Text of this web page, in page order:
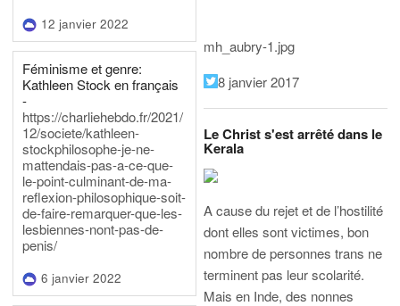
12 janvier 2022
Féminisme et genre:
Kathleen Stock en français
-
https://charliehebdo.fr/2021/
12/societe/kathleen-
stockphilosophe-je-ne-
mattendais-pas-a-ce-que-
le-point-culminant-de-ma-
reflexion-philosophique-soit-
de-faire-remarquer-que-les-
lesbiennes-nont-pas-de-
penis/
6 janvier 2022
mh_aubry-1.jpg
8 janvier 2017
Le Christ s'est arrêté dans le
Kerala
A cause du rejet et de l’hostilité
dont elles sont victimes, bon
nombre de personnes trans ne
terminent pas leur scolarité.
Mais en Inde, des nonnes